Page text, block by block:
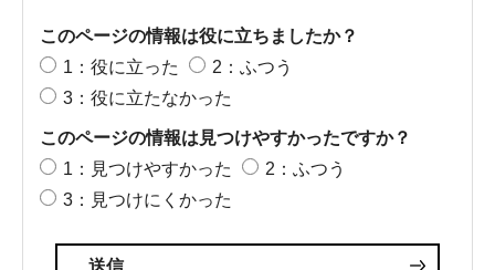
このページの情報は役に立ちましたか？
1：役に立った
2：ふつう
3：役に立たなかった
このページの情報は見つけやすかったですか？
1：見つけやすかった
2：ふつう
3：見つけにくかった